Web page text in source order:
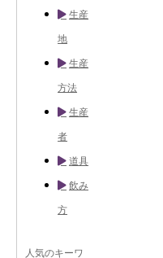
生産
地
生産
方法
生産
者
道具
飲み
方
人気のキーワ